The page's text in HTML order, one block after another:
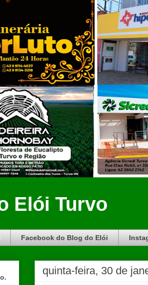
Elói Turvo
Facebook do Blog do Elói
quinta-feira, 30 de